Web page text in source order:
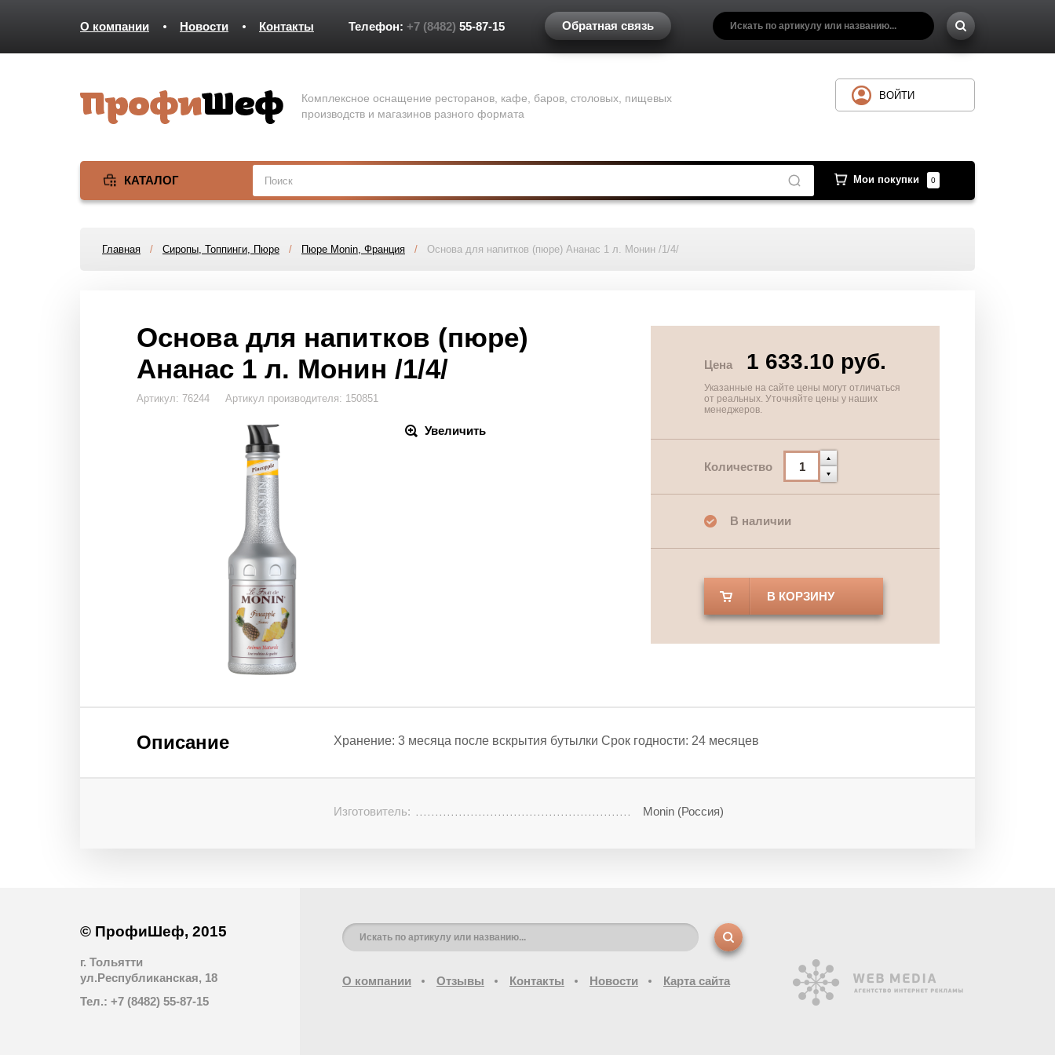
О компании Новости Контакты Телефон: +7 (8482) 55-87-15 Обратная связь
Комплексное оснащение ресторанов, кафе, баров, столовых, пищевых
производств и магазинов разного формата
КАТАЛОГ Мои покупки 0
ВОЙТИ
Главная / Сиропы, Топпинги, Пюре / Пюре Monin, Франция / Основа для напитков (пюре) Ананас 1 л. Монин /1/4/
Основа для напитков (пюре)
Ананас 1 л. Монин /1/4/
Артикул: 76244 Артикул производителя: 150851
Увеличить
Цена 1 633.10 руб.
Указанные на сайте цены могут отличаться
от реальных. Уточняйте цены у наших
менеджеров.
Количество
В наличии
В КОРЗИНУ
Описание Хранение: 3 месяца после вскрытия бутылки Срок годности: 24 месяцев
Изготовитель: Monin (Россия)
© ПрофиШеф, 2015
г. Тольятти
ул.Республиканская, 18
Тел.: +7 (8482) 55-87-15
О компании Отзывы Контакты Новости Карта сайта